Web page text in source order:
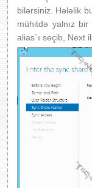
bilərsiniz. Hələlik
mühitdə yalnız
alias`ı seçib, Next